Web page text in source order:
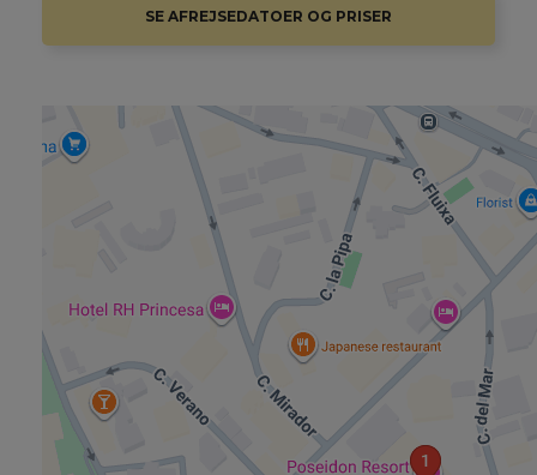
SE AFREJSEDATOER OG PRISER